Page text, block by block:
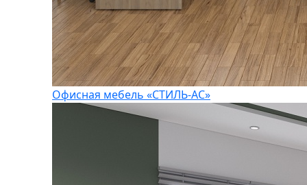
Офисная мебель «СТИЛЬ-АС»